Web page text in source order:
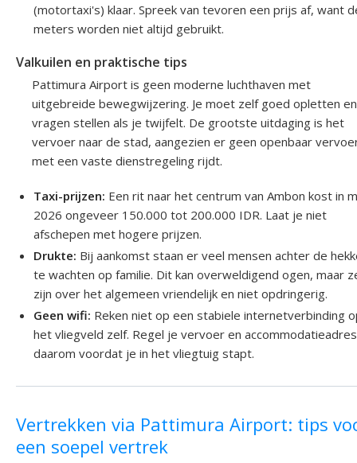
(motortaxi's) klaar. Spreek van tevoren een prijs af, want
meters worden niet altijd gebruikt.
Valkuilen en praktische tips
Pattimura Airport is geen moderne luchthaven met
uitgebreide bewegwijzering. Je moet zelf goed opletten en
vragen stellen als je twijfelt. De grootste uitdaging is het
vervoer naar de stad, aangezien er geen openbaar
met een vaste dienstregeling rijdt.
Taxi-prijzen: Een rit naar het centrum van Ambon kost in
2026 ongeveer 150.000 tot 200.000 IDR. Laat je niet
afschepen met hogere prijzen.
Drukte: Bij aankomst staan er veel mensen achter de
te wachten op familie. Dit kan overweldigend ogen, maar
zijn over het algemeen vriendelijk en niet opdringerig.
Geen wifi: Reken niet op een stabiele internetverbinding
het vliegveld zelf. Regel je vervoer en accommodatieadres
daarom voordat je in het vliegtuig stapt.
Vertrekken via Pattimura Airport: tips
een soepel vertrek